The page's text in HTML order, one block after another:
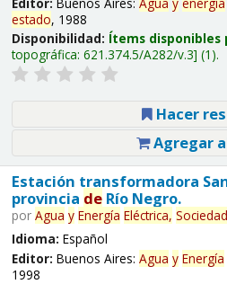
estado, 1988
Disponibilidad: Ítems disponibles
topográfica: 621.374.5/A282/v.3 (1).
Hacer
Agregar
Estación transformadora
provincia deRío Negro.
por Agua y Energía Eléctrica, Sociedad
Idioma: Español
Editor: Buenos Aires: Agua y Energía
1998